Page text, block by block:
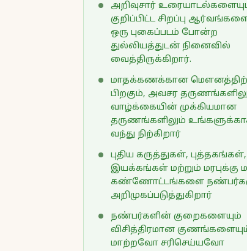
அறிவுசார்
குறிப்பிட்ட சிறப்பு
ஒரு புகைப்படம் போன்ற
துல்லியத்துடன் நினைவில்
வைத்திருக்கிறார்.
மாதக்கணக்கான
பிறகும், அவசர
வாழ்க்கையின் முக்கியமான
தருணங்களிலும்
வந்து நிற்கிறார்
புதிய கருத்துகள், புத்தகங்கள்,
இயக்கங்கள் மற்றும் மரபுக்கு
கண்ணோட்டங்களை
அறிமுகப்படுத்துகிறார்
நண்பர்களின் குறைகளையும்
விசித்திரமான
மாற்றவோ சரிசெய்யவோ